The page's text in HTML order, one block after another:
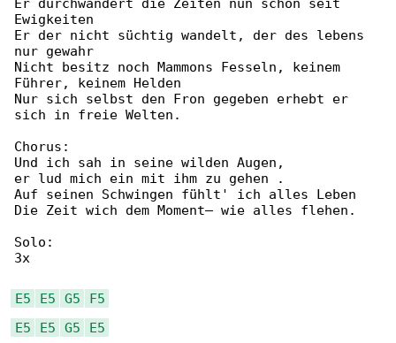
Er durchwandert die Zeiten nun schon seit
Ewigkeiten
Er der nicht süchtig wandelt, der des lebens
nur gewahr
Nicht besitz noch Mammons Fesseln, keinem
Führer, keinem Helden
Nur sich selbst den Fron gegeben erhebt er
sich in freie Welten.
Chorus:
Und ich sah in seine wilden Augen,
er lud mich ein mit ihm zu gehen .
Auf seinen Schwingen fühlt' ich alles Leben
Die Zeit wich dem Moment– wie alles flehen.
Solo:
3x
E5 E5 G5
F5
E5
E5 G5
E5